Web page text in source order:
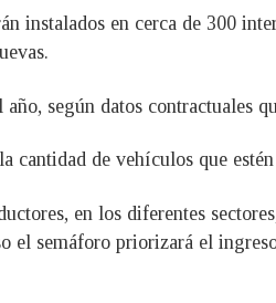
instalados en cerca de 300
según datos contractuales
cantidad de vehículos que
en los diferentes
el semáforo priorizará el